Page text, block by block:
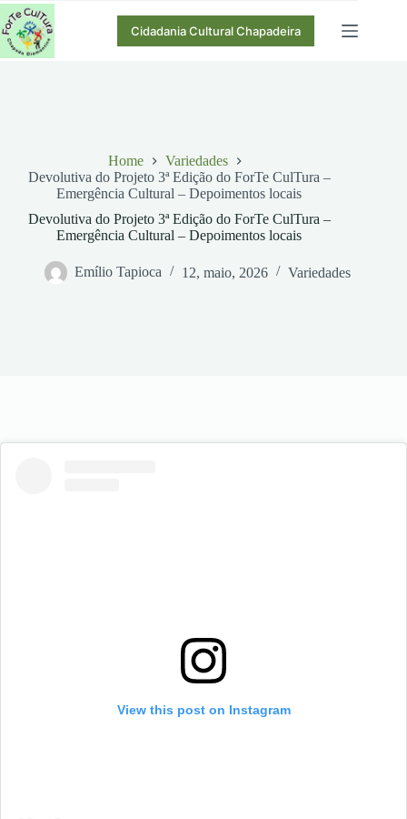
Pular
para
o
conteúdo
Cidadania Cultural Chapadeira
Home
Variedades
Devolutiva do Projeto 3ª Edição do ForTe CulTura –
Emergência Cultural – Depoimentos locais
Devolutiva do Projeto 3ª Edição do ForTe CulTura –
Emergência Cultural – Depoimentos locais
Emílio Tapioca 12, maio, 2026 Variedades
View this post on Instagram